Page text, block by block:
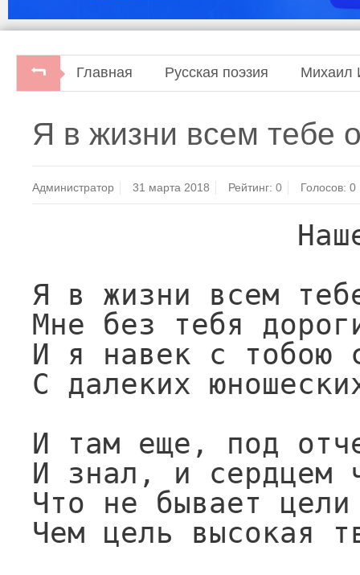
Главная Русская поэзия Михаил
Я в жизни всем тебе
Администратор 31 марта 2018 Рейтинг:0 Голосов: 0
Я в жизни всем
Мне без тебя
И я навек с тобою
С далеких
И там еще, под
И знал, и сердцем
Что не бывает
Чем цель высокая